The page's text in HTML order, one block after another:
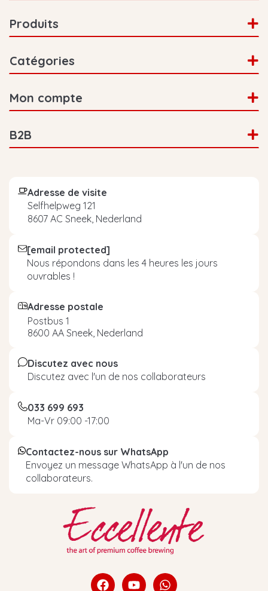
Produits
Catégories
Mon compte
B2B
Adresse de visite
Selfhelpweg 121
8607 AC Sneek, Nederland
[email protected]
Nous répondons dans les 4 heures les jours
ouvrables !
Adresse postale
Postbus 1
8600 AA Sneek, Nederland
Discutez avec nous
Discutez avec l'un de nos collaborateurs
033 699 693
Ma-Vr 09:00 -17:00
Contactez-nous sur WhatsApp
Envoyez un message WhatsApp à l'un de nos
collaborateurs.